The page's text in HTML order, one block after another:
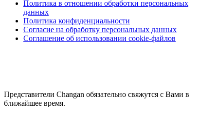
Политика в отношении обработки персональных
данных
Политика конфиденциальности
Согласие на обработку персональных данных
Соглашение об использовании cookie-файлов
Представители Changan обязательно свяжутся с Вами в
ближайшее время.